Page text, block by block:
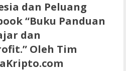
dan Peluang
“Buku Panduan
dan
Oleh Tim